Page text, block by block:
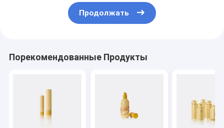
Продолжать
Порекомендованные Продукты